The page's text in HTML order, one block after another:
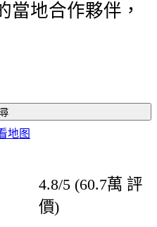
當地合作夥伴，
地图
4.8/5 (60.7萬 評
價)